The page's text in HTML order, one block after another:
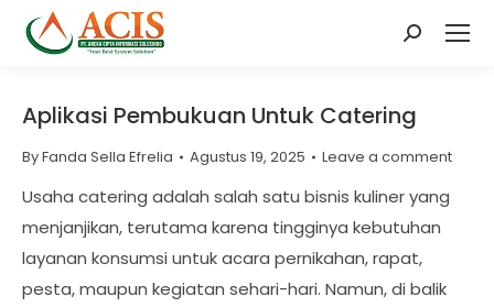
Search:
Aplikasi Pembukuan Untuk Catering
ByFanda Sella Efrelia Agustus 19, 2025 Leave a comment
Usaha catering adalah salah satu bisnis kuliner yang
menjanjikan, terutama karena tingginya kebutuhan
layanan konsumsi untuk acara pernikahan, rapat,
pesta, maupun kegiatan sehari-hari. Namun, di balik